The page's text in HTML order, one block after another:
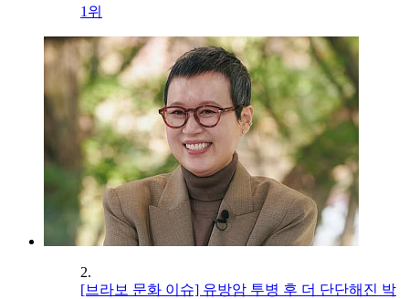
1위
2.
[브라보 문화 이슈] 유방암 투병 후 더 단단해진 박